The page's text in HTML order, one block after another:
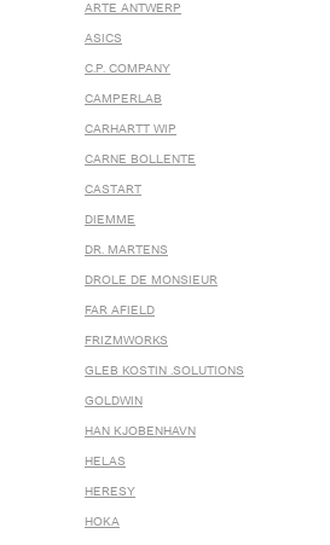
ARTE ANTWERP
ASICS
C.P. COMPANY
CAMPERLAB
CARHARTT WIP
CARNE BOLLENTE
CASTART
DIEMME
DR. MARTENS
DROLE DE MONSIEUR
FAR AFIELD
FRIZMWORKS
GLEB KOSTIN .SOLUTIONS
GOLDWIN
HAN KJOBENHAVN
HELAS
HERESY
HOKA